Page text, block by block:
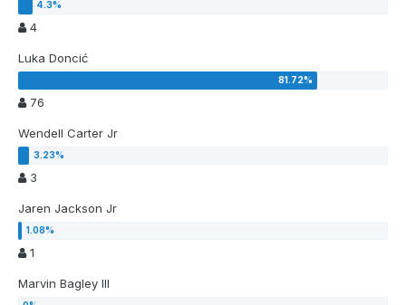
4
Luka Doncić
76
Wendell Carter Jr
3
Jaren Jackson Jr
1
Marvin Bagley III